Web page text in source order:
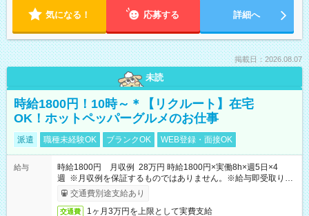
気になる！ 応募する 詳細へ
掲載日：2026.08.07
未読
時給1800円！10時～＊【リクルート】在宅
OK！ホットペッパーグルメのお仕事
派遣 職種未経験OK ブランクOK WEB登録・面接OK
給与
時給1800円 月収例 28万円 時給1800円×実働8h×週5日×4
週 ※月収例を保証するものではありません。※給与即受取りサ
ービス利用可（利用条件有）
交通費別途支給あり
交通費 1ヶ月3万円を上限として実費支給